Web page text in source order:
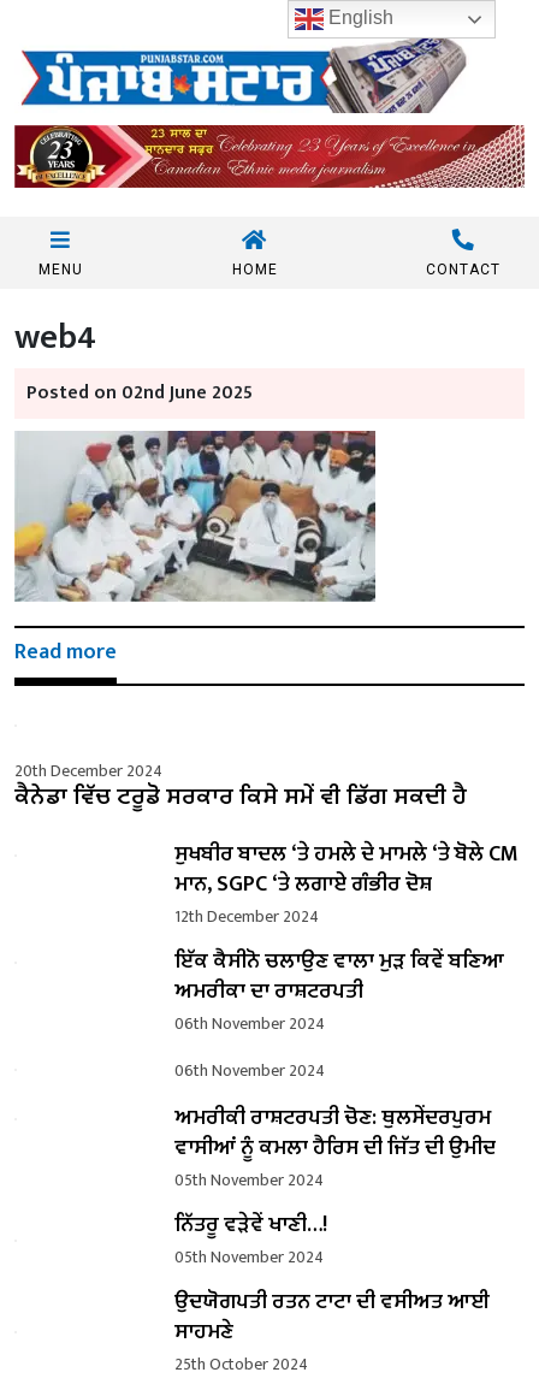
MENU HOME CONTACT
web4
Posted on 02nd June 2025
Read more
20th December 2024
ਕੈਨੇਡਾ ਵਿੱਚ ਟਰੂਡੋ ਸਰਕਾਰ ਕਿਸੇ ਸਮੇਂ ਵੀ ਡਿੱਗ ਸਕਦੀ ਹੈ
ਸੁਖਬੀਰ ਬਾਦਲ ‘ਤੇ ਹਮਲੇ ਦੇ ਮਾਮਲੇ ‘ਤੇ ਬੋਲੇ ​​CM
ਮਾਨ, SGPC ‘ਤੇ ਲਗਾਏ ਗੰਭੀਰ ਦੋਸ਼
12th December 2024
ਇੱਕ ਕੈਸੀਨੋ ਚਲਾਉਣ ਵਾਲਾ ਮੁੜ ਕਿਵੇਂ ਬਣਿਆ
ਅਮਰੀਕਾ ਦਾ ਰਾਸ਼ਟਰਪਤੀ
06th November 2024
06th November 2024
ਅਮਰੀਕੀ ਰਾਸ਼ਟਰਪਤੀ ਚੋਣ: ਥੁਲਸੇਂਦਰਪੁਰਮ
ਵਾਸੀਆਂ ਨੂੰ ਕਮਲਾ ਹੈਰਿਸ ਦੀ ਜਿੱਤ ਦੀ ਉਮੀਦ
05th November 2024
ਨਿੱਤਰੂ ਵੜੇਵੇਂ ਖਾਣੀ…!
05th November 2024
ਉਦਯੋਗਪਤੀ ਰਤਨ ਟਾਟਾ ਦੀ ਵਸੀਅਤ ਆਈ
ਸਾਹਮਣੇ
25th October 2024
English